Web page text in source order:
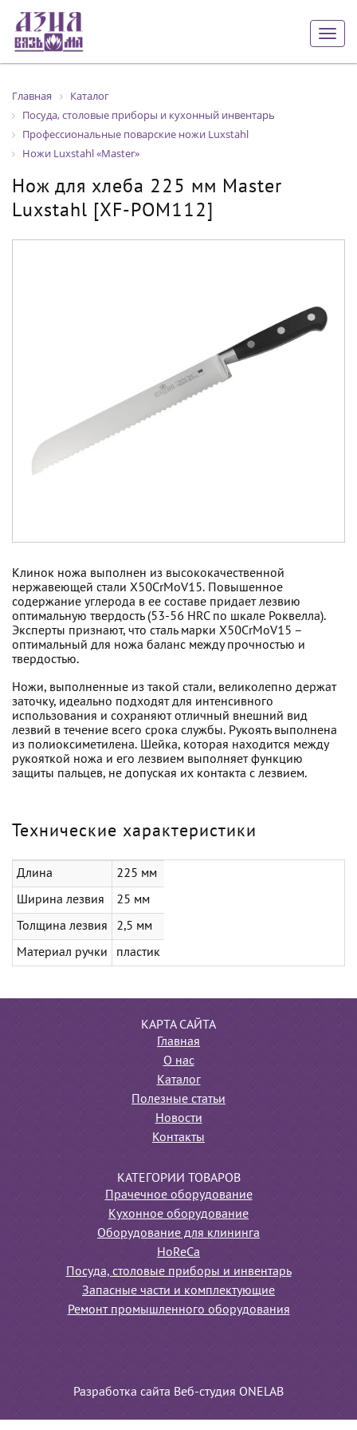
Главная
Каталог
Посуда, столовые приборы и кухонный инвентарь
Профессиональные поварские ножи Luxstahl
Ножи Luxstahl «Master»
Нож для хлеба 225 мм Master
Luxstahl [XF-POM112]
Клинок ножа выполнен из высококачественной
нержавеющей стали X50CrMoV15. Повышенное
содержание углерода в ее составе придает лезвию
оптимальную твердость (53-56 HRC по шкале Роквелла).
Эксперты признают, что сталь марки X50CrMoV15 –
оптимальный для ножа баланс между прочностью и
твердостью.
Ножи, выполненные из такой стали, великолепно держат
заточку, идеально подходят для интенсивного
использования и сохраняют отличный внешний вид
лезвий в течение всего срока службы. Рукоять выполнена
из полиоксиметилена. Шейка, которая находится между
рукояткой ножа и его лезвием выполняет функцию
защиты пальцев, не допуская их контакта с лезвием.
Технические характеристики
Длина 225 мм
Ширина лезвия 25 мм
Толщина лезвия 2,5 мм
Материал ручки пластик
КАРТА САЙТА
Главная
О нас
Каталог
Полезные статьи
Новости
Контакты
КАТЕГОРИИ ТОВАРОВ
Прачечное оборудование
Кухонное оборудование
Оборудование для клининга
HoReCa
Посуда, столовые приборы и инвентарь
Запасные части и комплектующие
Ремонт промышленного оборудования
Разработка сайта Веб-студия ONELAB